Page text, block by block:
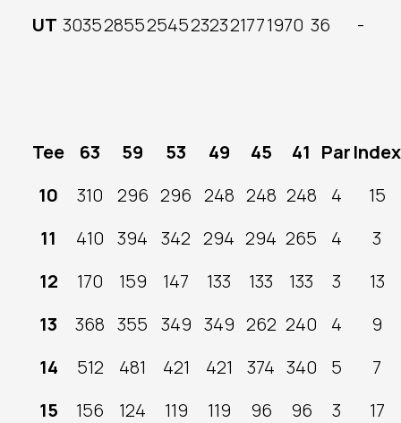
UT 303528552545232321771970 36 -
Tee 63 59 53 49 45 41 ParIndex
10
310 296 296 248 248 248 4
15
11
410 394 342 294 294 265 4
3
12
170 159 147 133 133 133 3
13
13
368 355 349 349 262 240 4
9
14
512 481 421 421 374 340 5
7
15
156 124 119 119 96 96 3
17